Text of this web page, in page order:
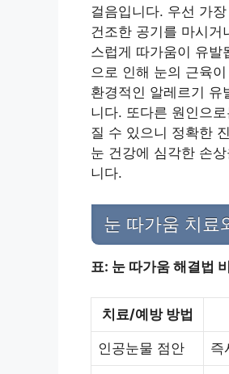
걸음입니다. 우선 가
건조한 공기를 마시거
스럽게 따가움이 유발
으로 인해 눈의 근육
환경적인 알레르기 유
니다. 또다른 원인으
질 수 있으니 정확한
눈 건강에 심각한 손
니다.
눈 따가움 치료
표: 눈 따가움 해결법
치료/예방 방법
인공눈물 점안 즉